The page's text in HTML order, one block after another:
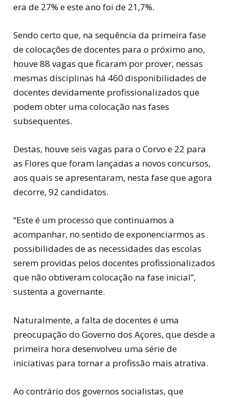
era de 27% e este ano foi de 21,7%.
Sendo certo que, na sequência da primeira fase
de colocações de docentes para o próximo ano,
houve 88 vagas que ficaram por prover, nessas
mesmas disciplinas há 460 disponibilidades de
docentes devidamente profissionalizados que
podem obter uma colocação nas fases
subsequentes.
Destas, houve seis vagas para o Corvo e 22 para
as Flores que foram lançadas a novos concursos,
aos quais se apresentaram, nesta fase que agora
decorre, 92 candidatos.
“Este é um processo que continuamos a
acompanhar, no sentido de exponenciarmos as
possibilidades de as necessidades das escolas
serem providas pelos docentes profissionalizados
que não obtiveram colocação na fase inicial”,
sustenta a governante.
Naturalmente, a falta de docentes é uma
preocupação do Governo dos Açores, que desde a
primeira hora desenvolveu uma série de
iniciativas para tornar a profissão mais atrativa.
Ao contrário dos governos socialistas, que